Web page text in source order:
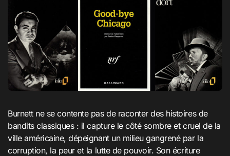
Burnett ne se contente pas de raconter des histoires de
bandits classiques : il capture le côté sombre et cruel de la
ville américaine, dépeignant un milieu gangrené par la
corruption, la peur et la lutte de pouvoir. Son écriture